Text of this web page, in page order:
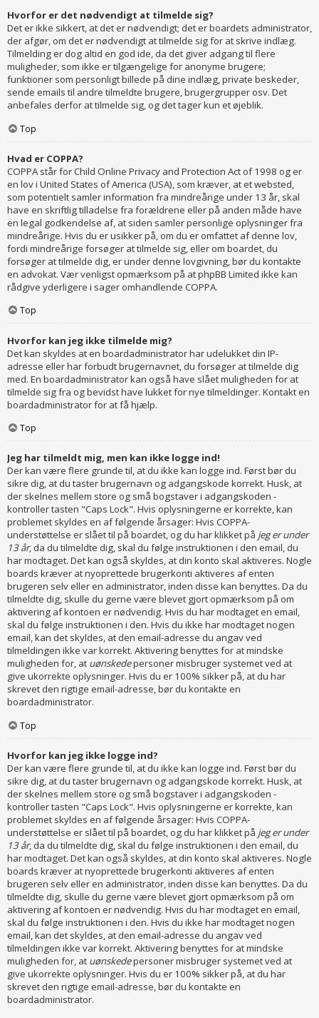
Hvorfor er det nødvendigt at tilmelde sig?
Det er ikke sikkert, at det er nødvendigt; det er boardets administrator,
der afgør, om det er nødvendigt at tilmelde sig for at skrive indlæg.
Tilmelding er dog altid en god ide, da det giver adgang til flere
muligheder, som ikke er tilgængelige for anonyme brugere;
funktioner som personligt billede på dine indlæg, private beskeder,
sende emails til andre tilmeldte brugere, brugergrupper osv. Det
anbefales derfor at tilmelde sig, og det tager kun et øjeblik.
Top
Hvad er COPPA?
COPPA står for Child Online Privacy and Protection Act of 1998 og er
en lov i United States of America (USA), som kræver, at et websted,
som potentielt samler information fra mindreårige under 13 år, skal
have en skriftlig tilladelse fra forældrene eller på anden måde have
en legal godkendelse af, at siden samler personlige oplysninger fra
mindreårige. Hvis du er usikker på, om du er omfattet af denne lov,
fordi mindreårige forsøger at tilmelde sig, eller om boardet, du
forsøger at tilmelde dig, er under denne lovgivning, bør du kontakte
en advokat. Vær venligst opmærksom på at phpBB Limited ikke kan
rådgive yderligere i sager omhandlende COPPA.
Top
Hvorfor kan jeg ikke tilmelde mig?
Det kan skyldes at en boardadministrator har udelukket din IP-
adresse eller har forbudt brugernavnet, du forsøger at tilmelde dig
med. En boardadministrator kan også have slået muligheden for at
tilmelde sig fra og bevidst have lukket for nye tilmeldinger. Kontakt en
boardadministrator for at få hjælp.
Top
Jeg har tilmeldt mig, men kan ikke logge ind!
Der kan være flere grunde til, at du ikke kan logge ind. Først bør du
sikre dig, at du taster brugernavn og adgangskode korrekt. Husk, at
der skelnes mellem store og små bogstaver i adgangskoden -
kontroller tasten "Caps Lock". Hvis oplysningerne er korrekte, kan
problemet skyldes en af følgende årsager: Hvis COPPA-
understøttelse er slået til på boardet, og du har klikket på jeg er under
13 år, da du tilmeldte dig, skal du følge instruktionen i den email, du
har modtaget. Det kan også skyldes, at din konto skal aktiveres. Nogle
boards kræver at nyoprettede brugerkonti aktiveres af enten
brugeren selv eller en administrator, inden disse kan benyttes. Da du
tilmeldte dig, skulle du gerne være blevet gjort opmærksom på om
aktivering af kontoen er nødvendig. Hvis du har modtaget en email,
skal du følge instruktionen i den. Hvis du ikke har modtaget nogen
email, kan det skyldes, at den email-adresse du angav ved
tilmeldingen ikke var korrekt. Aktivering benyttes for at mindske
muligheden for, at uønskedepersoner misbruger systemet ved at
give ukorrekte oplysninger. Hvis du er 100% sikker på, at du har
skrevet den rigtige email-adresse, bør du kontakte en
boardadministrator.
Top
Hvorfor kan jeg ikke logge ind?
Der kan være flere grunde til, at du ikke kan logge ind. Først bør du
sikre dig, at du taster brugernavn og adgangskode korrekt. Husk, at
der skelnes mellem store og små bogstaver i adgangskoden -
kontroller tasten "Caps Lock". Hvis oplysningerne er korrekte, kan
problemet skyldes en af følgende årsager: Hvis COPPA-
understøttelse er slået til på boardet, og du har klikket på jeg er under
13 år, da du tilmeldte dig, skal du følge instruktionen i den email, du
har modtaget. Det kan også skyldes, at din konto skal aktiveres. Nogle
boards kræver at nyoprettede brugerkonti aktiveres af enten
brugeren selv eller en administrator, inden disse kan benyttes. Da du
tilmeldte dig, skulle du gerne være blevet gjort opmærksom på om
aktivering af kontoen er nødvendig. Hvis du har modtaget en email,
skal du følge instruktionen i den. Hvis du ikke har modtaget nogen
email, kan det skyldes, at den email-adresse du angav ved
tilmeldingen ikke var korrekt. Aktivering benyttes for at mindske
muligheden for, at uønskedepersoner misbruger systemet ved at
give ukorrekte oplysninger. Hvis du er 100% sikker på, at du har
skrevet den rigtige email-adresse, bør du kontakte en
boardadministrator.